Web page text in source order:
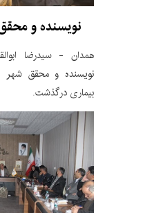
نویسنده و
همدان - سیدرضا
نویسنده و محقق شهر
بیماری درگذشت.